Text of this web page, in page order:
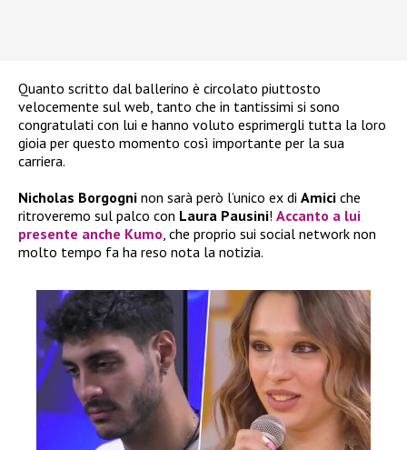
Quanto scritto dal ballerino è circolato piuttosto
velocemente sul web, tanto che in tantissimi si sono
congratulati con lui e hanno voluto esprimergli tutta la loro
gioia per questo momento così importante per la sua
carriera.
Nicholas Borgogni non sarà però l’unico ex di Amici che
ritroveremo sul palco con Laura Pausini! Accanto a lui
presente anche Kumo, che proprio sui social network non
molto tempo fa ha reso nota la notizia.